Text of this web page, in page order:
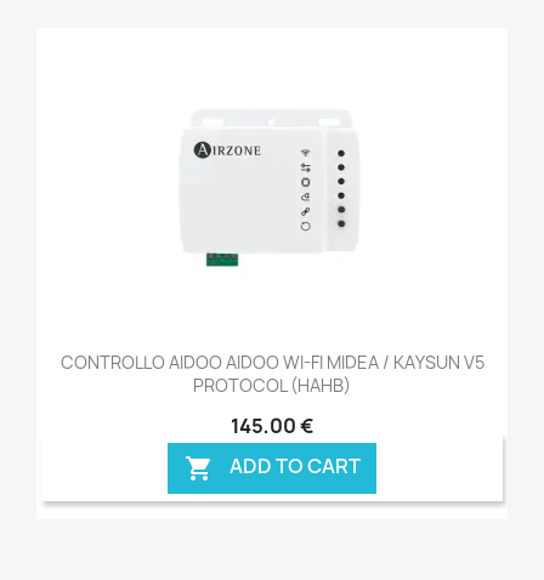
CONTROLLO AIDOO AIDOO WI-FI MIDEA / KAYSUN V5
PROTOCOL (HAHB)
145,00 €
 ADD TO CART